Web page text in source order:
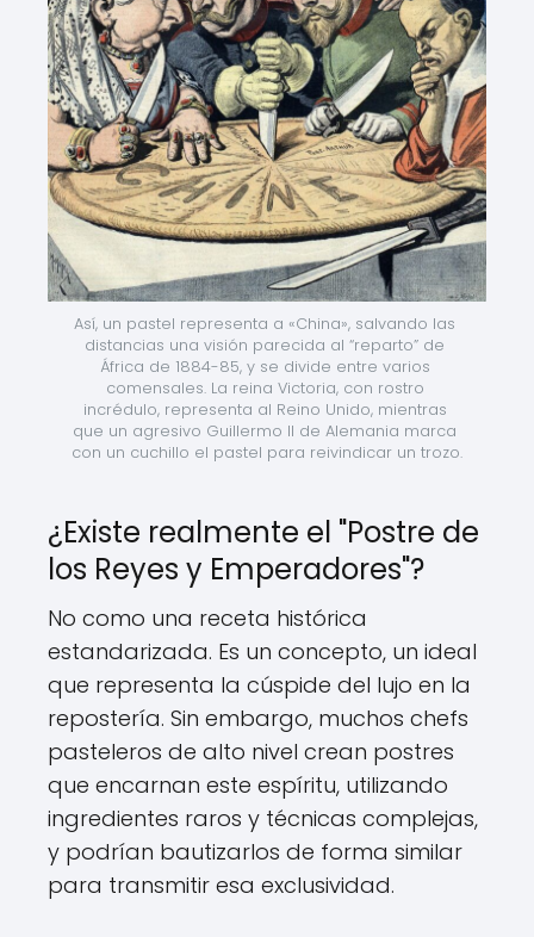
Así, un pastel representa a «China», salvando las
distancias una visión parecida al “reparto” de
África de 1884-85, y se divide entre varios
comensales. La reina Victoria, con rostro
incrédulo, representa al Reino Unido, mientras
que un agresivo Guillermo II de Alemania marca
con un cuchillo el pastel para reivindicar un trozo.
¿Existe realmente el "Postre de
los Reyes y Emperadores"?
No como una receta histórica
estandarizada. Es un concepto, un ideal
que representa la cúspide del lujo en la
repostería. Sin embargo, muchos chefs
pasteleros de alto nivel crean postres
que encarnan este espíritu, utilizando
ingredientes raros y técnicas complejas,
y podrían bautizarlos de forma similar
para transmitir esa exclusividad.